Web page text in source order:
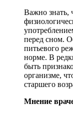
Важно знать,
перед сном.
питьевого
норме. В
быть
организме,
старшего
Мнение